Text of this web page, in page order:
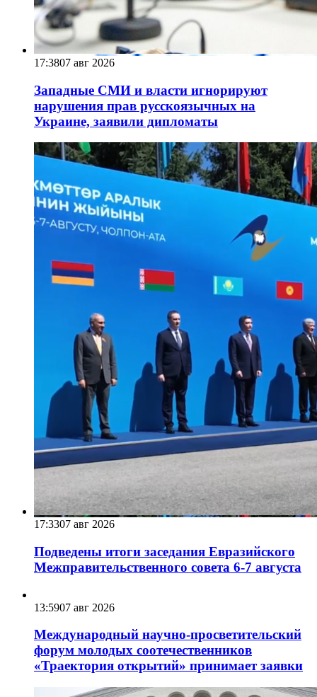
17:3807 авг 2026
Западные СМИ и власти игнорируют
нарушения прав русскоязычных на
Украине, заявили дипломаты
17:3307 авг 2026
Подведены итоги заседания Евразийского
Межправительственного совета 6-7 августа
13:5907 авг 2026
Международный научно-просветительский
форум молодых соотечественников
«Траектория открытий» принимает заявки